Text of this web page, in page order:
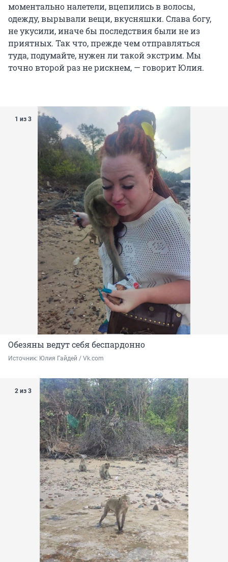
моментально налетели, вцепились в волосы,
одежду, вырывали вещи, вкусняшки. Слава богу,
не укусили, иначе бы последствия были не из
приятных. Так что, прежде чем отправляться
туда, подумайте, нужен ли такой экстрим. Мы
точно второй раз не рискнем, — говорит Юлия.
1 из 3
Обезяны ведут себя беспардонно
Источник: Юлия Гайдей / Vk.com
2 из 3